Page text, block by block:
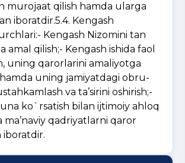
murojaat qilish hamda ularga
iboratdir.5.4. Kengash
Kengash Nizomini tan
amal qilish;- Kengash ishida faol
uning qarorlarini amaliyotga
uning jamiyatdagi obru-
va ta’sirini oshirish;-
ko`rsatish bilan ijtimoiy ahloq
ma’naviy qadriyatlarni qaror